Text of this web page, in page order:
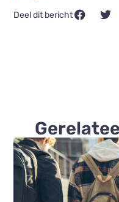
Deel dit bericht